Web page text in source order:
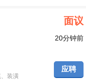
面议
20分钟前
装潢
应聘